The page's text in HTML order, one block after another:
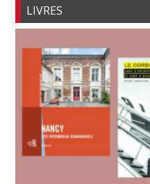
LIVRES